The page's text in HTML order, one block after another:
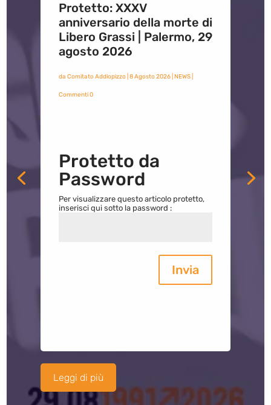
Protetto: XXXV
anniversario della morte di
Libero Grassi | Palermo, 29
agosto 2026
da Comitato Addiopizzo| 8 Agosto 2026| NEWS|
Commenti 0
Protetto da
Password
Per visualizzare questo articolo protetto,
inserisci qui sotto la password :
Invia
Leggi di più